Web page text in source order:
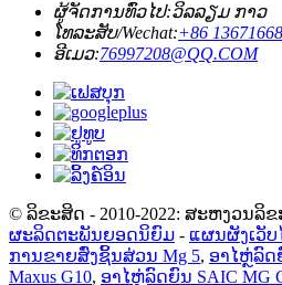
ຜູ້ຈັດການທົ່ວໄປ:ວິລລຽມ ກາວ
ໂທລະສັບ/Wechat:+86
ອີເມວ:76997208@QQ.COM
© ລິຂະສິດ - 2010-2022: ສະຫງວນລິ
ຜະລິດຕະພັນຍອດນິຍົມ - ແຜນຜັງເວັບ
ການຂາຍສົ່ງຊິ້ນສ່ວນ Mg 5, ອາໄຫຼ່ລົດ
Maxus G10, ອາໄຫຼ່ລົດຍົນ SAIC MG